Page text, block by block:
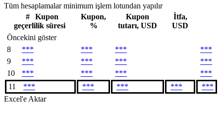
Tüm hesaplamalar minimum işlem lotundan yapılır
#
Kupon
geçerlilik süresi
Kupon,
%
Kupon
tutarı, USD
İtfa,
USD
Öncekini göster
8
*** *** ***
***
9
*** *** ***
***
10
*** *** ***
***
11
*** *** *** ***
***
Excel'e Aktar